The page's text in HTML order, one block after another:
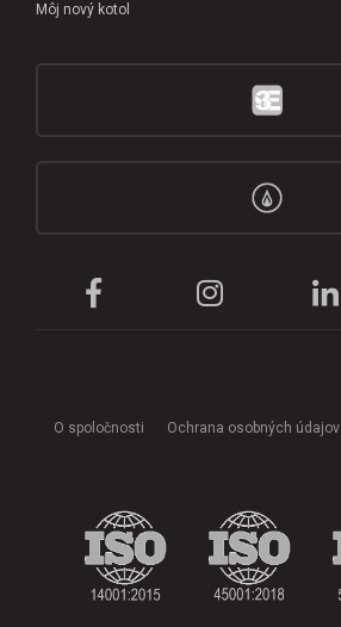
Môj nový kotol
O spoločnosti Ochrana osobných údajov